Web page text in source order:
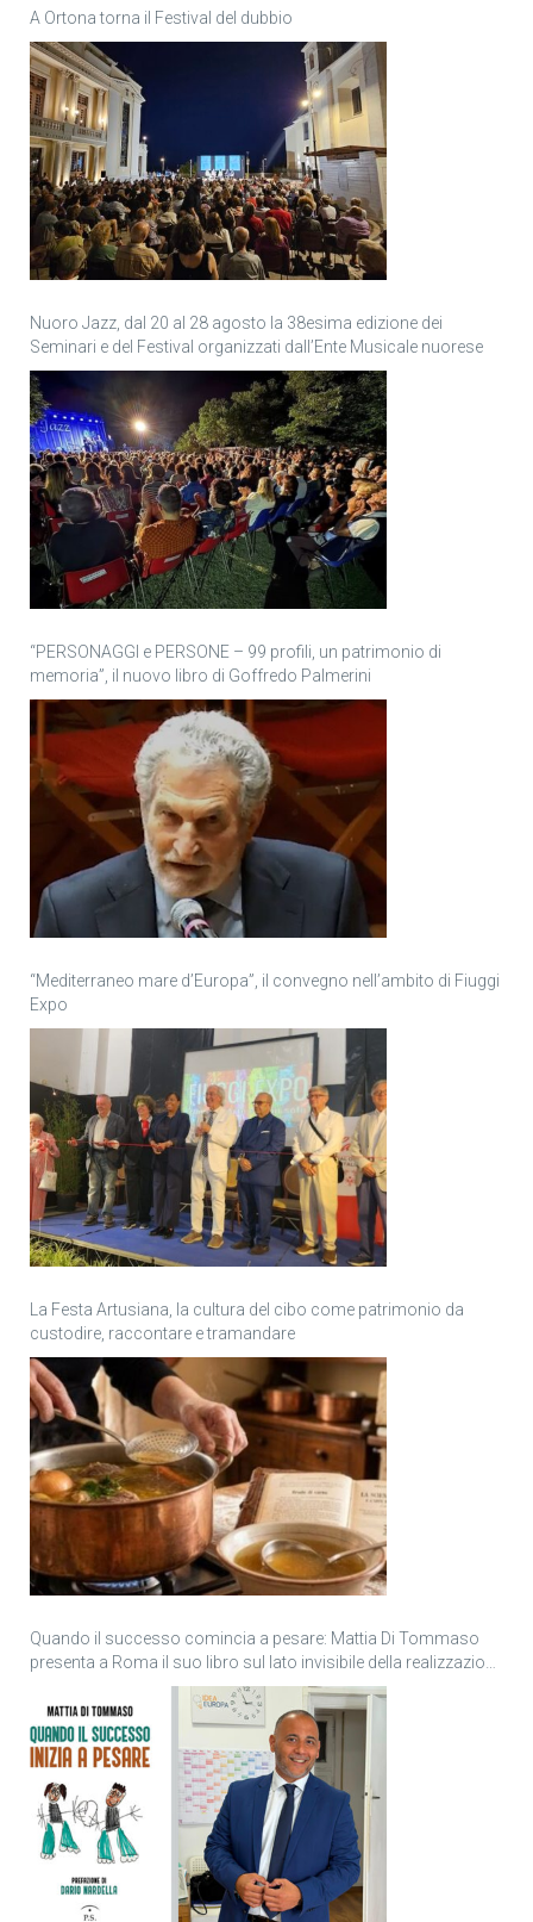
A Ortona torna il Festival del dubbio
Nuoro Jazz, dal 20 al 28 agosto la 38esima edizione dei
Seminari e del Festival organizzati dall’Ente Musicale nuorese
“PERSONAGGI e PERSONE – 99 profili, un patrimonio di
memoria”, il nuovo libro di Goffredo Palmerini
“Mediterraneo mare d’Europa”, il convegno nell’ambito di Fiuggi
Expo
La Festa Artusiana, la cultura del cibo come patrimonio da
custodire, raccontare e tramandare
Quando il successo comincia a pesare: Mattia Di Tommaso
presenta a Roma il suo libro sul lato invisibile della realizzazione